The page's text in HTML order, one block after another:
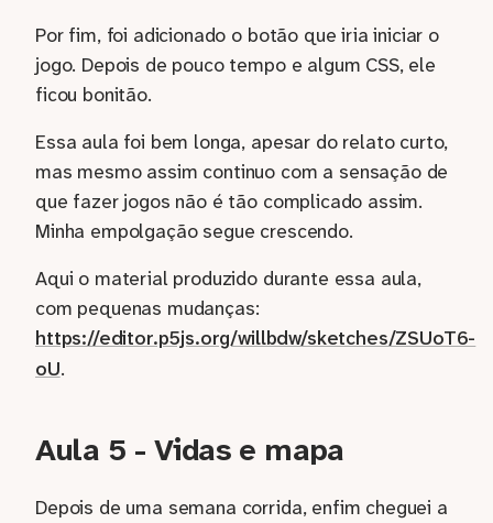
Por fim, foi adicionado o botão que iria iniciar o
jogo. Depois de pouco tempo e algum CSS, ele
ficou bonitão.
Essa aula foi bem longa, apesar do relato curto,
mas mesmo assim continuo com a sensação de
que fazer jogos não é tão complicado assim.
Minha empolgação segue crescendo.
Aqui o material produzido durante essa aula,
com pequenas mudanças:
https://editor.p5js.org/willbdw/sketches/ZSUoT6-
oU.
Aula 5 - Vidas e mapa
Depois de uma semana corrida, enfim cheguei a